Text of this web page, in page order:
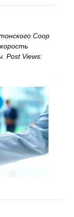
Coop
Post Views: